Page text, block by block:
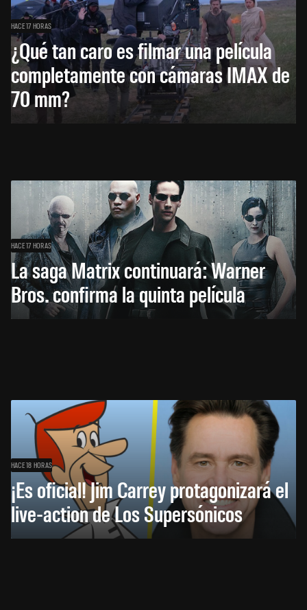
HACE 17 HORAS
¿Qué tan caro es filmar una película
completamente con cámaras IMAX de
70 mm?
HACE 17 HORAS
La saga Matrix continuará: Warner
Bros. confirma la quinta película
HACE 18 HORAS
¡Es oficial! Jim Carrey protagonizará el
live-action de Los Supersónicos